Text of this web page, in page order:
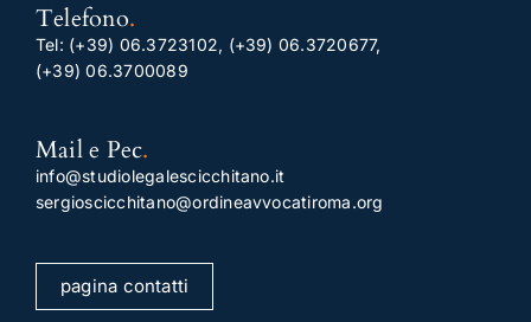
Telefono.
Tel: (+39) 06.3723102, (+39) 06.3720677,
(+39) 06.3700089
Mail e Pec.
info@studiolegalescicchitano.it
sergioscicchitano@ordineavvocatiroma.org
pagina contatti